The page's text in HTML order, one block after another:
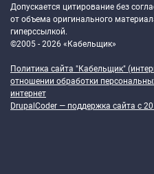
Допускается цитирование без
от объема оригинального
гиперссылкой.
©2005 - 2026 «Кабельщик»
Политика сайта "Кабельщик"
отношении обработки
интернет
DrupalCoder — поддержка сайта c